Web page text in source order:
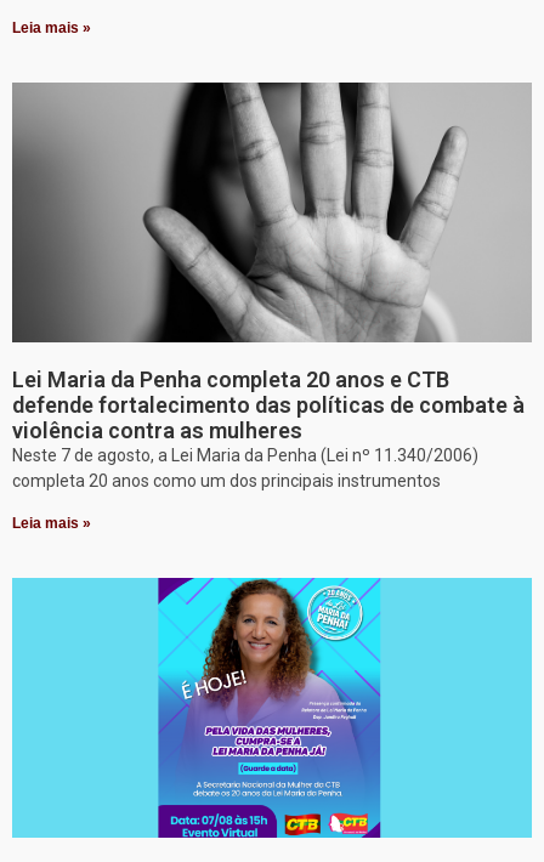
Leia mais »
Lei Maria da Penha completa 20 anos e CTB
defende fortalecimento das políticas de combate à
violência contra as mulheres
Neste 7 de agosto, a Lei Maria da Penha (Lei nº 11.340/2006)
completa 20 anos como um dos principais instrumentos
Leia mais »